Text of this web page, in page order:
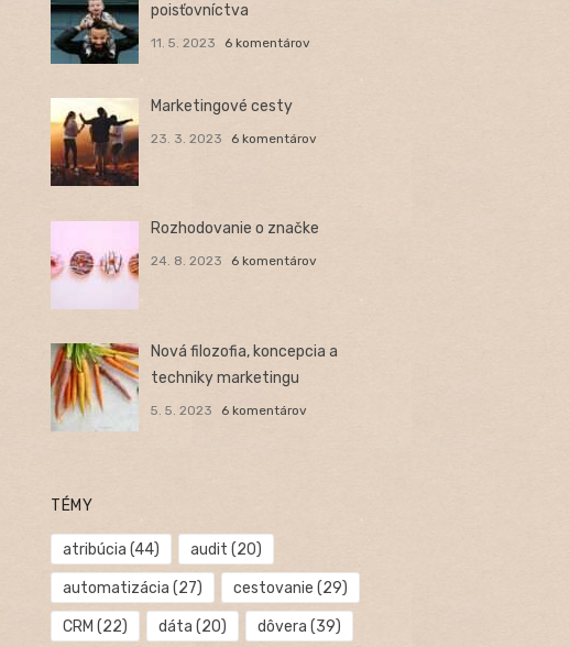
poisťovníctva
11. 5. 2023 6 komentárov
Marketingové cesty
23. 3. 2023 6 komentárov
Rozhodovanie o značke
24. 8. 2023 6 komentárov
Nová filozofia, koncepcia a
techniky marketingu
5. 5. 2023 6 komentárov
TÉMY
atribúcia (44) audit (20)
automatizácia (27) cestovanie (29)
CRM (22) dáta (20) dôvera (39)